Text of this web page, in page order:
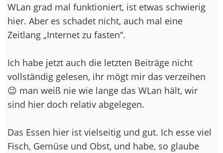
WLan grad mal funktioniert, ist etwas schwierig
hier. Aber es schadet nicht, auch mal eine
Zeitlang „Internet zu fasten“.
Ich habe jetzt auch die letzten Beiträge nicht
vollständig gelesen, ihr mögt mir das verzeihen
😉 man weiß nie wie lange das WLan hält, wir
sind hier doch relativ abgelegen.
Das Essen hier ist vielseitig und gut. Ich esse viel
Fisch, Gemüse und Obst, und habe, so glaube